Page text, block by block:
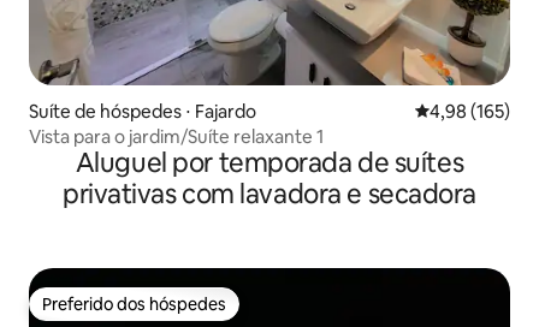
Suíte de hóspedes ⋅ Fajardo 4,98 de uma
4,98 (165)
Vista para o jardim/Suíte relaxante 1
Aluguel por temporada de suítes
privativas com lavadora e secadora
Preferido dos hóspedes
Preferido dos hóspedes